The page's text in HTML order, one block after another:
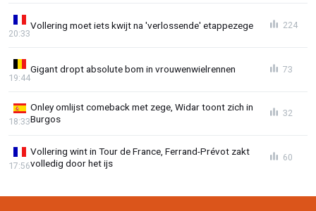
Vollering moet iets kwijt na 'verlossende' etappezege
20:33
224
Gigant dropt absolute bom in vrouwenwielrennen
19:44
73
Onley omlijst comeback met zege, Widar toont zich in
Burgos
18:33
32
Vollering wint in Tour de France, Ferrand-Prévot zakt
volledig door het ijs
17:56
60